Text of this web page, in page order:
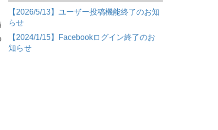
【2026/5/13】ユーザー投稿機能終了のお知
らせ
【2024/1/15】Facebookログイン終了のお
知らせ